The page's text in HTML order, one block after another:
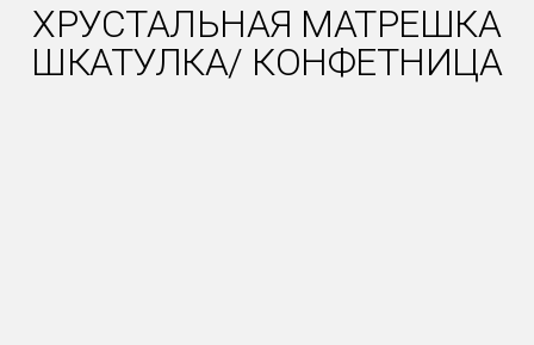
ХРУСТАЛЬНАЯ МАТРЕШКА
ШКАТУЛКА/ КОНФЕТНИЦА